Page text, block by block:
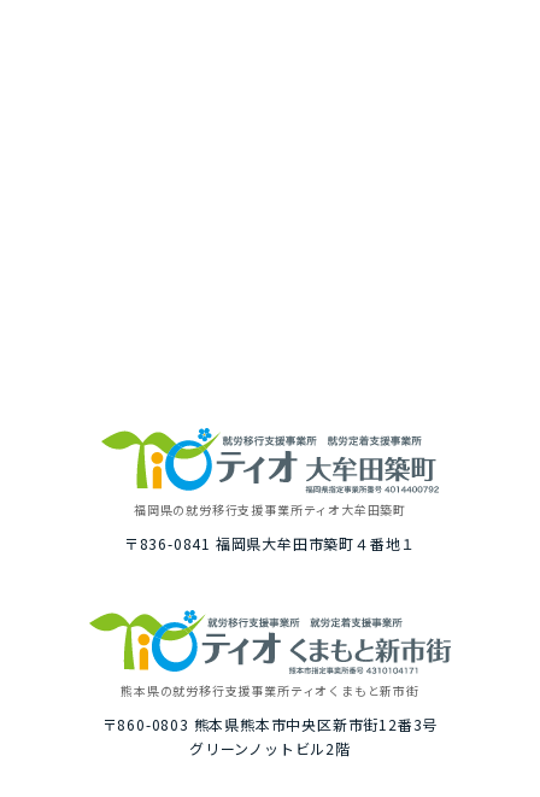
福岡県の就労移⾏⽀援事業所ティオ⼤牟⽥築町
〒836-0841 福岡県⼤牟⽥市築町４番地１
熊本県の就労移⾏⽀援事業所ティオくまもと新市街
〒860-0803 熊本県熊本市中央区新市街12番3号
グリーンノットビル2階